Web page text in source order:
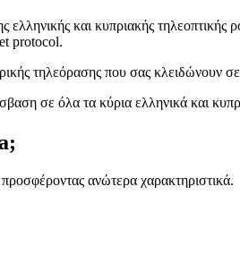
και κυπριακής
protocol.
τηλεόρασης που σας
σε όλα τα κύρια ελληνικά και
ανώτερα χαρακτηριστικά.